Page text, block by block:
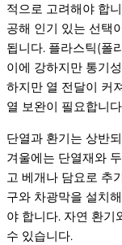
적으로 고려해야 합
공해 인기 있는 선택
됩니다. 플라스틱(폴
이에 강하지만 통기
하지만 열 전달이 커
열 보완이 필요합니
단열과 환기는 상반
겨울에는 단열재와
고 베개나 담요로 추
구와 차광막을 설치
야 합니다. 자연 환기
수 있습니다.